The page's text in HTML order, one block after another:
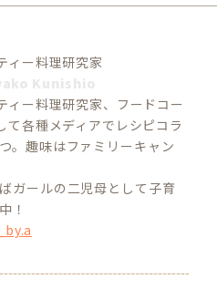
ィー料理研究家
ィー料理研究家、フードコー
て各種メディアでレシピコラ
。趣味はファミリーキャン
ガールの二児母として子育
！